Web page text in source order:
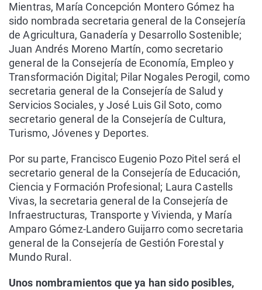
Mientras, María Concepción Montero Gómez ha
sido nombrada secretaria general de la Consejería
de Agricultura, Ganadería y Desarrollo Sostenible;
Juan Andrés Moreno Martín, como secretario
general de la Consejería de Economía, Empleo y
Transformación Digital; Pilar Nogales Perogil, como
secretaria general de la Consejería de Salud y
Servicios Sociales, y José Luis Gil Soto, como
secretario general de la Consejería de Cultura,
Turismo, Jóvenes y Deportes.
Por su parte, Francisco Eugenio Pozo Pitel será el
secretario general de la Consejería de Educación,
Ciencia y Formación Profesional; Laura Castells
Vivas, la secretaria general de la Consejería de
Infraestructuras, Transporte y Vivienda, y María
Amparo Gómez-Landero Guijarro como secretaria
general de la Consejería de Gestión Forestal y
Mundo Rural.
Unos nombramientos que ya han sido posibles,